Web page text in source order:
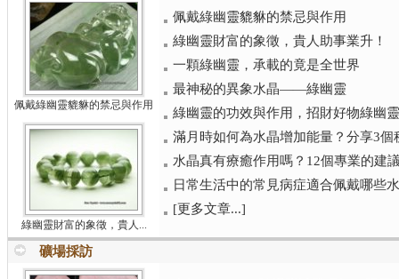
佩戴綠幽靈貔貅的禁忌與作用
綠幽靈財富的象徵，貴人...
佩戴綠幽靈貔貅的禁忌與作用
綠幽靈財富的象徵，貴人助事業升！
一顆綠幽靈，承載的竟是全世界
最神秘的異象水晶——綠幽靈
綠幽靈的功效與作用，招財好物綠幽
滿月時如何為水晶增加能量？分享3個
水晶真有療癒作用嗎？12個專業的建
日常生活中的常見病症適合佩戴哪些
[更多文章...]
礦場採訪